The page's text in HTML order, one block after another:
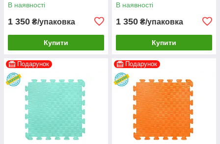
В наявності
1 350 ₴/упаковка
Купити
В наявності
1 350 ₴/упаковка
Купити
Подарунок Подарунок